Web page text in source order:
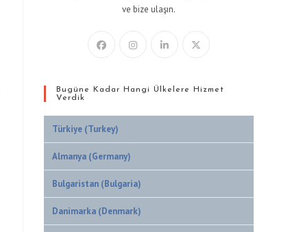
ve bize ulaşın.
Bugüne Kadar Hangi Ülkelere Hizmet
Verdik
Türkiye (Turkey)
Almanya (Germany)
Bulgaristan (Bulgaria)
Danimarka (Denmark)